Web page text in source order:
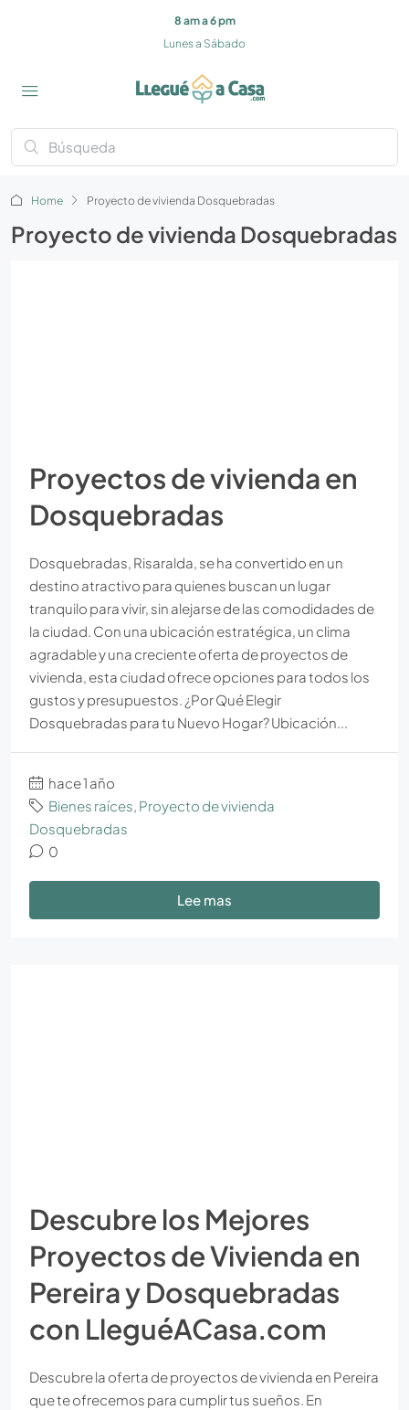
8 am a 6 pm
Lunes a Sábado
Home Proyecto de vivienda Dosquebradas
Proyecto de vivienda Dosquebradas
Proyectos de vivienda en
Dosquebradas
Dosquebradas, Risaralda, se ha convertido en un
destino atractivo para quienes buscan un lugar
tranquilo para vivir, sin alejarse de las comodidades de
la ciudad. Con una ubicación estratégica, un clima
agradable y una creciente oferta de proyectos de
vivienda, esta ciudad ofrece opciones para todos los
gustos y presupuestos. ¿Por Qué Elegir
Dosquebradas para tu Nuevo Hogar? Ubicación...
hace 1 año
Bienes raíces, Proyecto de vivienda
Dosquebradas
0
Lee mas
Descubre los Mejores
Proyectos de Vivienda en
Pereira y Dosquebradas
con LleguéACasa.com
Descubre la oferta de proyectos de vivienda en Pereira
que te ofrecemos para cumplir tus sueños. En